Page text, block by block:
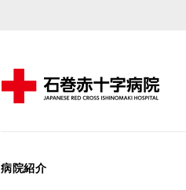
病院紹介